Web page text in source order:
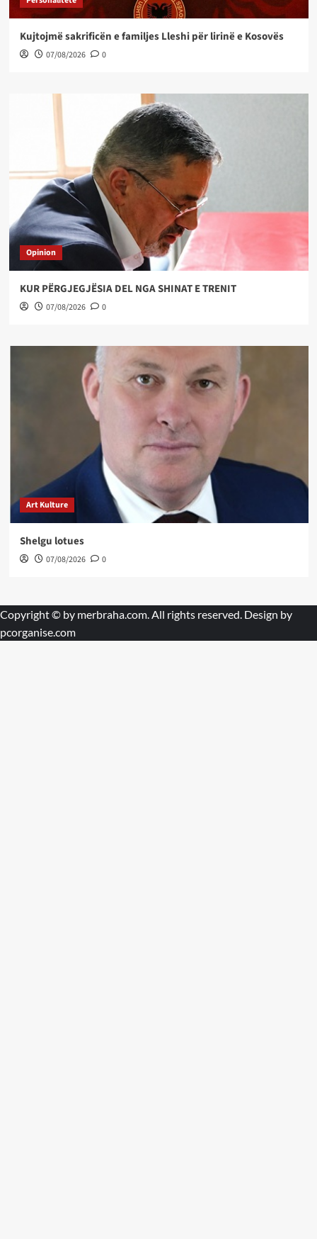
Kujtojmë sakrificën e familjes Lleshi për lirinë e Kosovës
07/08/2026 0
Opinion
KUR PËRGJEGJËSIA DEL NGA SHINAT E TRENIT
07/08/2026 0
Art Kulture
Shelgu lotues
07/08/2026 0
Copyright © by merbraha.com. All rights reserved. Design by
pcorganise.com